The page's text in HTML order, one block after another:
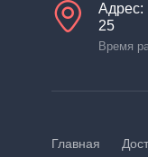
Адрес:
25
Время
Главная